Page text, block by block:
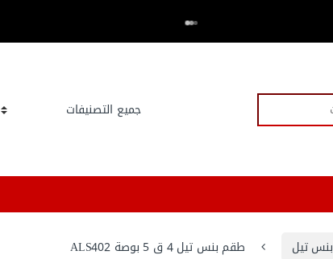
بنس تيل طقم بنس تيل 4 ق 5 بوصة ALS402